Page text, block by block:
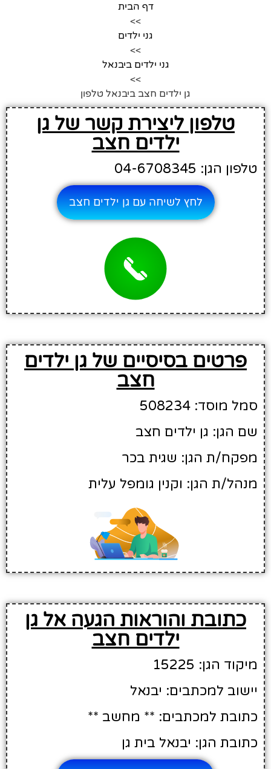
דף הבית
>>
גני ילדים
>>
גני ילדים ביבנאל
>>
גן ילדים חצב ביבנאל טלפון
טלפון ליצירת קשר של גן
ילדים חצב
טלפון הגן: 04-6708345
לחץ לשיחה עם גן ילדים חצב
פרטים בסיסיים של גן ילדים
חצב
סמל מוסד: 508234
שם הגן: גן ילדים חצב
מפקח/ת הגן: שגית בכר
מנהל/ת הגן: וקנין גומפל עלית
כתובת והוראות הגעה אל גן
ילדים חצב
מיקוד הגן: 15225
יישוב למכתבים: יבנאל
כתובת למכתבים: ** מחשב **
כתובת הגן: יבנאל בית גן